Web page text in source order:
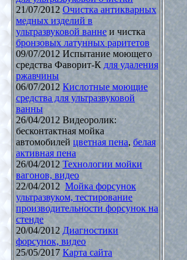
21/07/2012 Очистка антикварных
медных изделий в
ультразвуковой ваннеи чистка
бронзовых латунных раритетов
09/07/2012 Испытание моющего
средства Фаворит-К для удаления
ржавчины
06/07/2012 Кислотные моющие
средства для ультразвуковой
ванны
26/04/2012 Видеоролик:
бесконтактная мойка
автомобилей цветная пена, белая
активная пена
26/04/2012 Технологии мойки
вагонов, видео
22/04/2012 Мойка форсунок
ультразвуком, тестирование
производительности форсунок на
стенде
20/04/2012 Диагностики
форсунок, видео
25/05/2017 Карта сайта